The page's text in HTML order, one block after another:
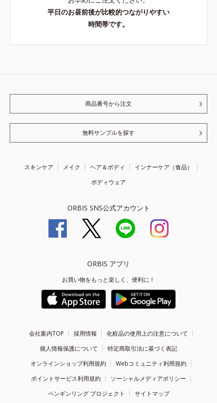
平日のお昼前後が比較的つながりやすい
時間帯です。
商品番号から注文
無料サンプルを探す
スキンケア メイク ヘア＆ボディ
インナーケア（食品）
ボディウェア
ORBIS SNS公式アカウント
ORBIS アプリ
お買い物をもっと楽しく、便利に！
会社案内TOP 採用情報
化粧品の使用上の注意について
個人情報保護について
特定商取引法に基づく表記
オンラインショップ利用規約
Webコミュニティ利用規約
ポイントサービス利用規約
ソーシャルメディアポリシー
ペンギンリング プロジェクト
サイトマップ